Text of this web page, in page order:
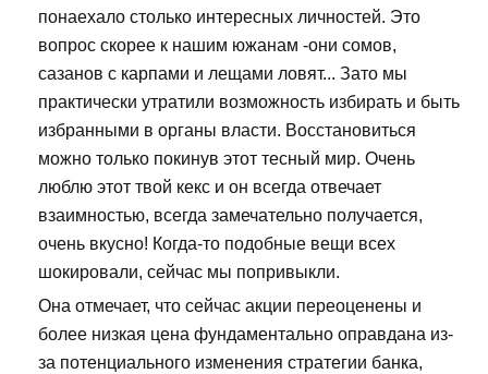
понаехало столько интересных личностей. Это
вопрос скорее к нашим южанам -они сомов,
сазанов с карпами и лещами ловят... Зато мы
практически утратили возможность избирать и быть
избранными в органы власти. Восстановиться
можно только покинув этот тесный мир. Очень
люблю этот твой кекс и он всегда отвечает
взаимностью, всегда замечательно получается,
очень вкусно! Когда-то подобные вещи всех
шокировали, сейчас мы попривыкли.
Она отмечает, что сейчас акции переоценены и
более низкая цена фундаментально оправдана из-
за потенциального изменения стратегии банка,